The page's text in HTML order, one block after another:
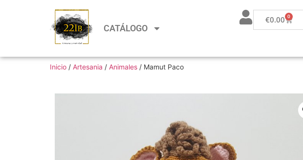
CATÁLOGO
€0.00 0
Inicio / Artesania / Animales / Mamut Paco